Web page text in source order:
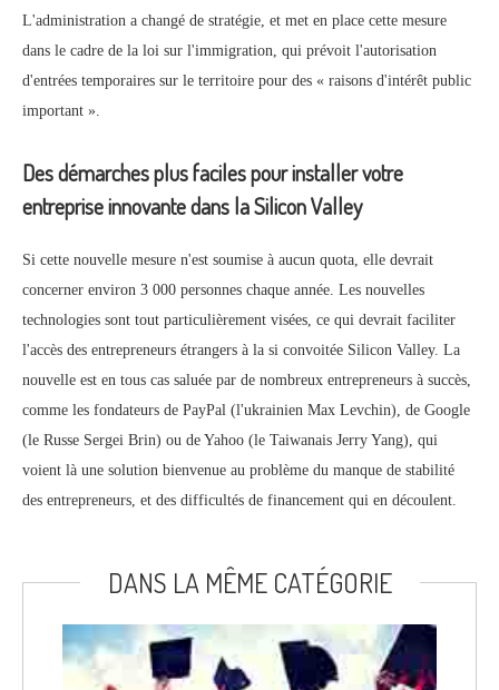
L'administration a changé de stratégie, et met en place cette mesure
dans le cadre de la loi sur l'immigration, qui prévoit l'autorisation
d'entrées temporaires sur le territoire pour des « raisons d'intérêt public
important ».
Des démarches plus faciles pour installer votre
entreprise innovante dans la Silicon Valley
Si cette nouvelle mesure n'est soumise à aucun quota, elle devrait
concerner environ 3 000 personnes chaque année. Les nouvelles
technologies sont tout particulièrement visées, ce qui devrait faciliter
l'accès des entrepreneurs étrangers à la si convoitée Silicon Valley. La
nouvelle est en tous cas saluée par de nombreux entrepreneurs à succès,
comme les fondateurs de PayPal (l'ukrainien Max Levchin), de Google
(le Russe Sergei Brin) ou de Yahoo (le Taiwanais Jerry Yang), qui
voient là une solution bienvenue au problème du manque de stabilité
des entrepreneurs, et des difficultés de financement qui en découlent.
DANS LA MÊME CATÉGORIE